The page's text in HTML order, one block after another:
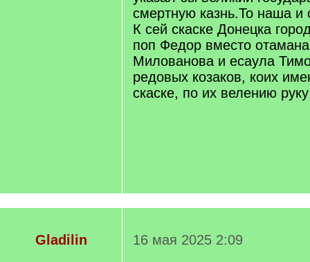
смертную казнь.То наша и
К сей скаске Донецка
поп Федор вместо
Милованова и есаула
редовых козаков, коих
скаске, по их велению
Gladilin
16 мая 2025 2:09